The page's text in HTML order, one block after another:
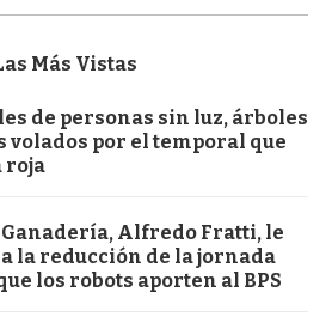
Más Vistas
de personas sin luz, árboles
volados por el temporal que
roja
Alfredo Fratti, le
la reducción de la jornada
los robots aporten al BPS